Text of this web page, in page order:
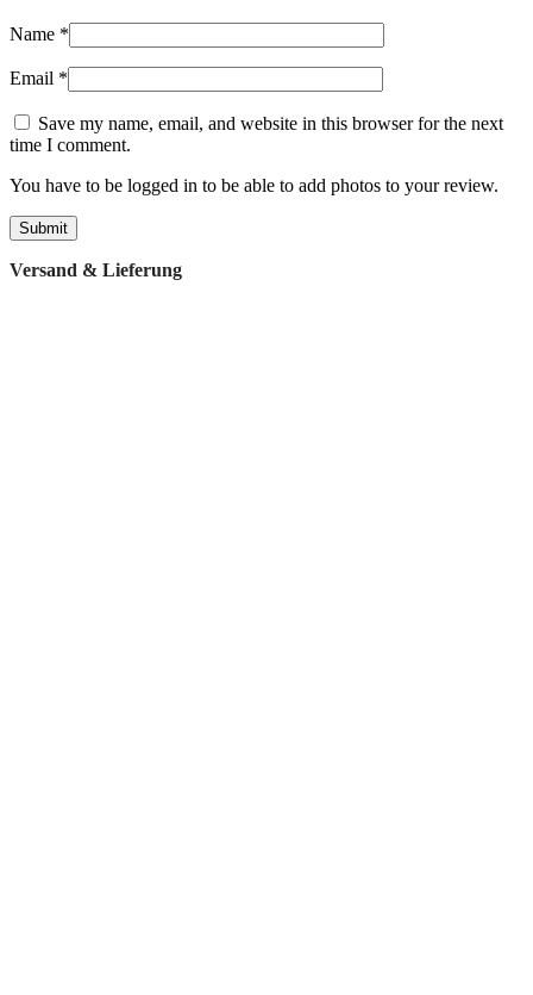
Name *
Email *
Save my name, email, and website in this browser for the next
time I comment.
You have to be logged in to be able to add photos to your review.
Versand & Lieferung